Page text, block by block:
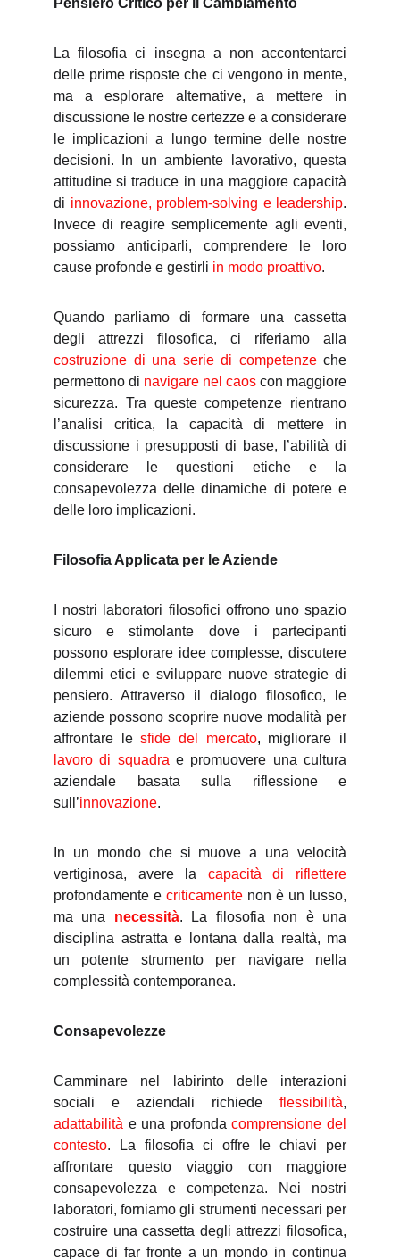
Pensiero Critico per il Cambiamento
La filosofia ci insegna a non accontentarci
delle prime risposte che ci vengono in mente,
ma a esplorare alternative, a mettere in
discussione le nostre certezze e a considerare
le implicazioni a lungo termine delle nostre
decisioni. In un ambiente lavorativo, questa
attitudine si traduce in una maggiore capacità
di innovazione, problem-solving e leadership.
Invece di reagire semplicemente agli eventi,
possiamo anticiparli, comprendere le loro
cause profonde e gestirli in modo proattivo.
Quando parliamo di formare una cassetta
degli attrezzi filosofica, ci riferiamo alla
costruzione di una serie di competenzeche
permettono di navigare nel caos con maggiore
sicurezza. Tra queste competenze rientrano
l’analisi critica, la capacità di mettere in
discussione i presupposti di base, l’abilità di
considerare le questioni etiche e la
consapevolezza delle dinamiche di potere e
delle loro implicazioni.
Filosofia Applicata per le Aziende
I nostri laboratori filosofici offrono uno spazio
sicuro e stimolante dove i partecipanti
possono esplorare idee complesse, discutere
dilemmi etici e sviluppare nuove strategie di
pensiero. Attraverso il dialogo filosofico, le
aziende possono scoprire nuove modalità per
affrontare lesfide del mercato, migliorare il
lavoro di squadra e promuovere una cultura
aziendale basata sulla riflessione e
sull’innovazione.
In un mondo che si muove a una velocità
vertiginosa, avere la capacità di riflettere
profondamente e criticamente non è un lusso,
ma una necessità. La filosofia non è una
disciplina astratta e lontana dalla realtà, ma
un potente strumento per navigare nella
complessità contemporanea.
Consapevolezze
Camminare nel labirinto delle interazioni
sociali e aziendali richiede flessibilità,
adattabilità e una profondacomprensione del
contesto. La filosofia ci offre le chiavi per
affrontare questo viaggio con maggiore
consapevolezza e competenza. Nei nostri
laboratori, forniamo gli strumenti necessari per
costruire una cassetta degli attrezzi filosofica,
capace di far fronte a un mondo in continua